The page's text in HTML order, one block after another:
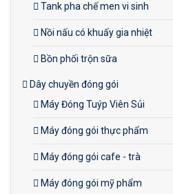
Tank pha chế men vi sinh
Nồi nấu có khuấy gia nhiệt
Bồn phối trộn sữa
Dây chuyền đóng gói
Máy Đóng Tuýp Viên Sủi
Máy đóng gói thực phẩm
Máy đóng gói cafe - trà
Máy đóng gói mỹ phẩm